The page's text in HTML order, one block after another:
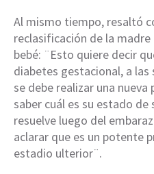
Al mismo tiempo, resaltó
reclasificación de la
bebé: ¨Esto quiere decir
diabetes gestacional, a
se debe realizar una
saber cuál es su estado de
resuelve luego del
aclarar que es un potente
estadio ulterior¨.